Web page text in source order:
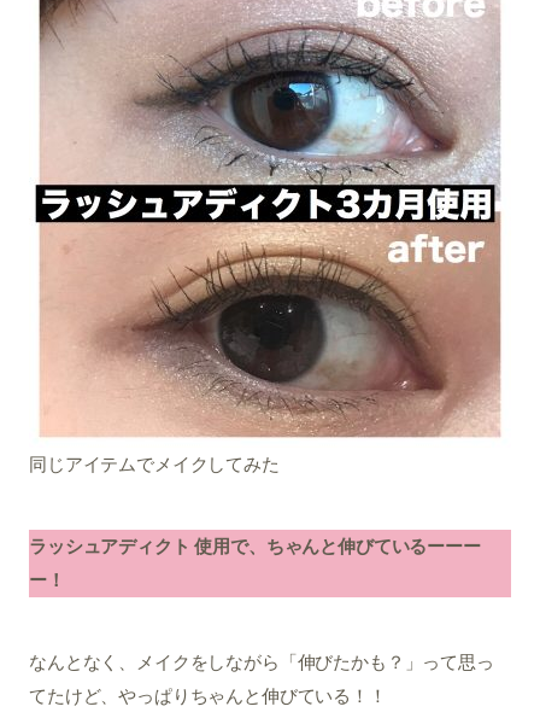
同じアイテムでメイクしてみた
ラッシュアディクト 使用で、ちゃんと伸びているーーー
ー！
なんとなく、メイクをしながら「伸びたかも？」って思っ
てたけど、やっぱりちゃんと伸びている！！